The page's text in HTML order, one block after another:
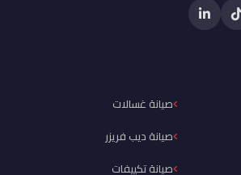
صيانة غسالات
صيانة ديب فريزر
صيانة تكييفات